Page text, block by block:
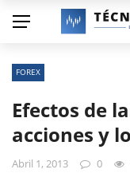
FOREX
Efectos de
acciones y
Abril 1, 2013 0